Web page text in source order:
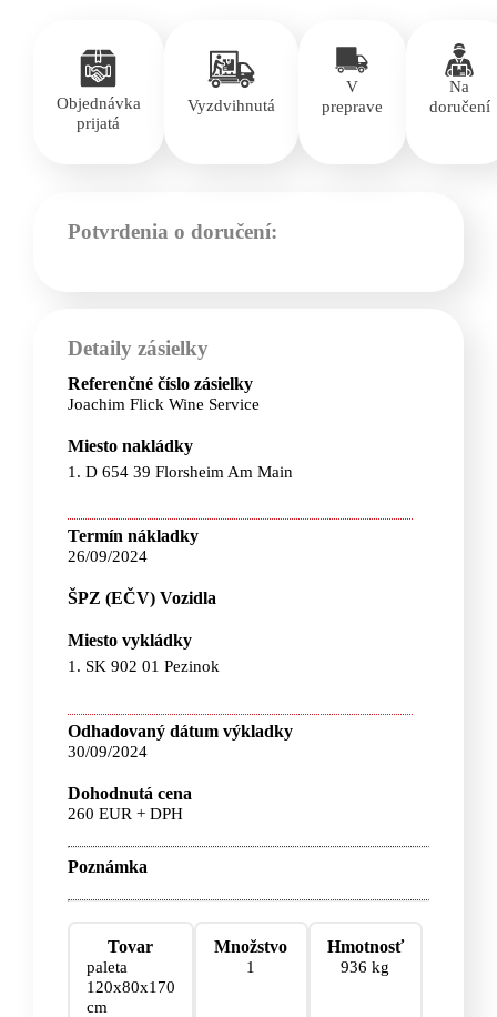
Objednávka
prijatá
Vyzdvihnutá
V
preprave
Na
doručení
Potvrdenia o doručení:
Detaily zásielky
Referenčné číslo zásielky
Joachim Flick Wine Service
Miesto nakládky
1. D 654 39 Florsheim Am Main
Termín nákladky
26/09/2024
ŠPZ (EČV) Vozidla
Miesto vykládky
1. SK 902 01 Pezinok
Odhadovaný dátum výkladky
30/09/2024
Dohodnutá cena
260 EUR + DPH
Poznámka
Tovar
paleta
120x80x170
cm
Množstvo
1
Hmotnosť
936 kg